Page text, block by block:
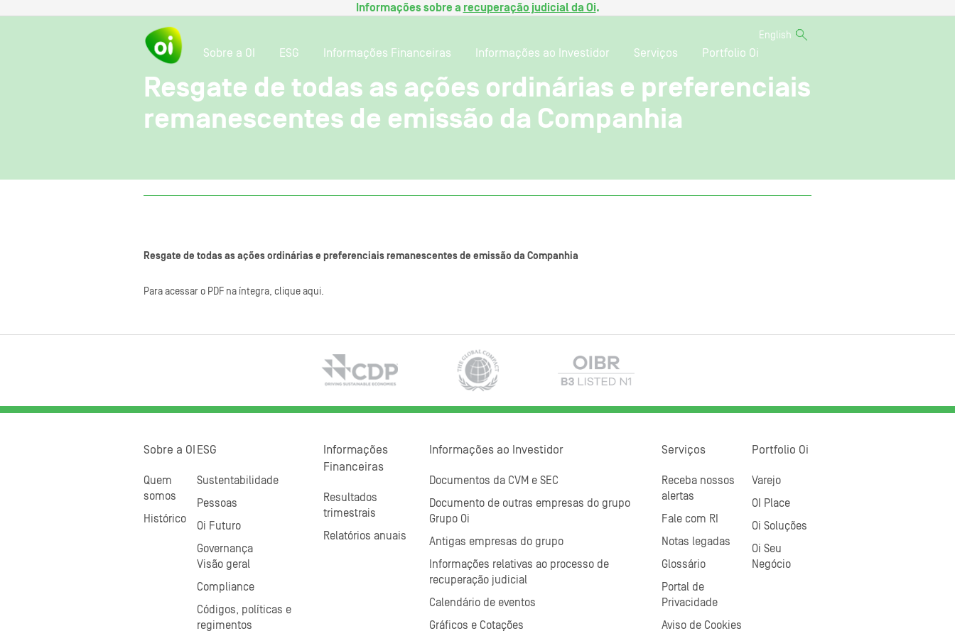
Informações sobre a recuperação judicial da Oi.
English
Sobre a OI ESG Informações Financeiras Informações ao Investidor Serviços Portfolio Oi
Resgate de todas as ações ordinárias e preferenciais
remanescentes de emissão da Companhia
Resgate de todas as ações ordinárias e preferenciais remanescentes de emissão da Companhia
Para acessar o PDF na íntegra, clique aqui.
Sobre a OI
Quem
somos
Histórico
ESG
Sustentabilidade
Pessoas
Oi Futuro
Governança
Visão geral
Compliance
Códigos, políticas e
regimentos
Informações
Financeiras
Resultados
trimestrais
Relatórios anuais
Informações ao Investidor
Documentos da CVM e SEC
Documento de outras empresas do grupo
Grupo Oi
Antigas empresas do grupo
Informações relativas ao processo de
recuperação judicial
Calendário de eventos
Gráficos e Cotações
Serviços
Receba nossos
alertas
Fale com RI
Notas legadas
Glossário
Portal de
Privacidade
Aviso de Cookies
Portfolio Oi
Varejo
OI Place
Oi Soluções
Oi Seu
Negócio